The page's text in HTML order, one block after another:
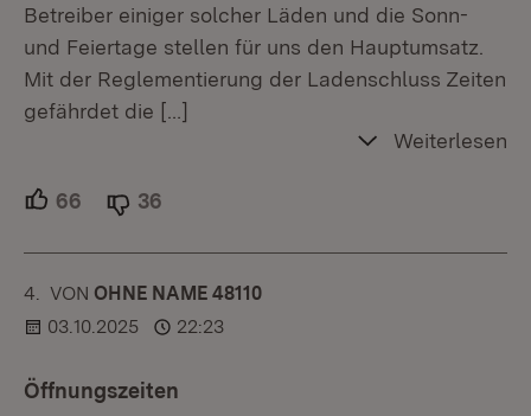
Betreiber einiger solcher Läden und die Sonn-
und Feiertage stellen für uns den Hauptumsatz.
Mit der Reglementierung der Ladenschluss Zeiten
gefährdet die […]
Weiterlesen
66 Unterstützer.
36
4. KOMMENTAR
VON :OHNE NAME 48110
03.10.2025
22:23
Öffnungszeiten